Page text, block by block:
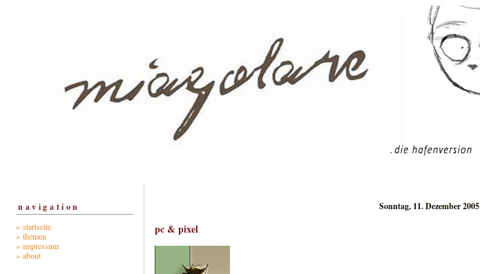
navigation
» startseite
» themen
» impressum
» about
Sonntag, 11. Dezember 2005
pc & pixel